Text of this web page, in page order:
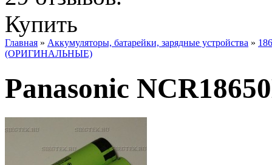
Купить
Главная » Аккумуляторы, батарейки, зарядные устройства »
(ОРИГИНАЛЬНЫЕ)
Panasonic